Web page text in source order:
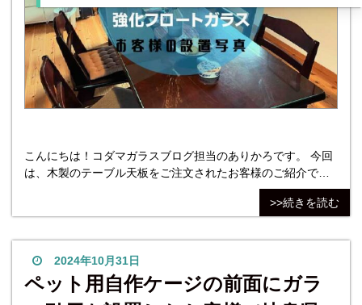
こんにちは！コダマガラスブログ担当のありかろです。 今回
は、木製のテーブル天板をご注文されたお客様のご紹介で
ス種類】TP6:強化フロートガラス/5ｍｍ 【ガラスサイズ】
工】4隅20mmR 【枚数】1枚 【同梱品】SG1:すべり止めゴム
(厚み1mm・Φ8mm)
>>続きを読む
2024年10月31日
ペット用自作ケージの前面にガラ